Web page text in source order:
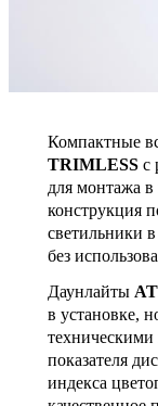
Компактные
TRIMLESS с
для монтажа
конструкция
светильники
без
Даунлайты
в установке,
техническими
показателя
индекса